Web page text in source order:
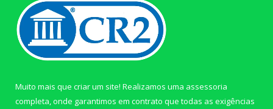
Muito mais que criar um site! Realizamos uma assessoria
completa, onde garantimos em contrato que todas as exigências